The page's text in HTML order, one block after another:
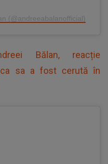
(@andreeabalanofficial)
Bălan, reacție
sa a fost cerută în